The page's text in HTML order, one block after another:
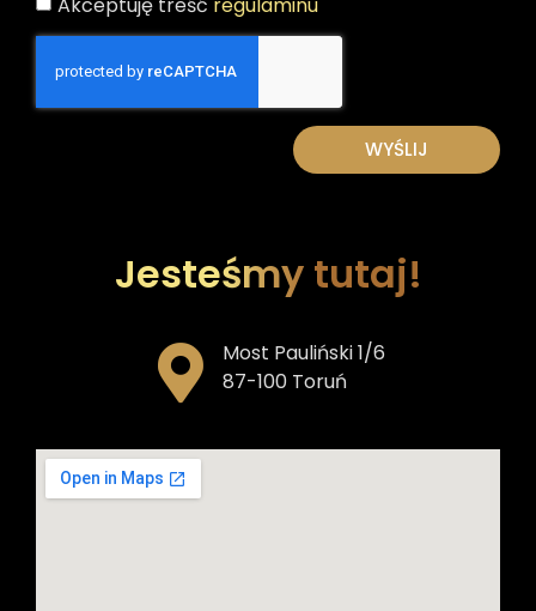
WYŚLIJ
Jesteśmy tutaj!
Most Pauliński 1/6
87-100 Toruń